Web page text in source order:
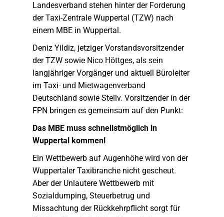
Landesverband stehen hinter der Forderung
der Taxi-Zentrale Wuppertal (TZW) nach
einem MBE in Wuppertal.
Deniz Yildiz, jetziger Vorstandsvorsitzender
der TZW sowie Nico Höttges, als sein
langjähriger Vorgänger und aktuell Büroleiter
im Taxi- und Mietwagenverband
Deutschland sowie Stellv. Vorsitzender in der
FPN bringen es gemeinsam auf den Punkt:
Das MBE muss schnellstmöglich in
Wuppertal kommen!
Ein Wettbewerb auf Augenhöhe wird von der
Wuppertaler Taxibranche nicht gescheut.
Aber der Unlautere Wettbewerb mit
Sozialdumping, Steuerbetrug und
Missachtung der Rückkehrpflicht sorgt für